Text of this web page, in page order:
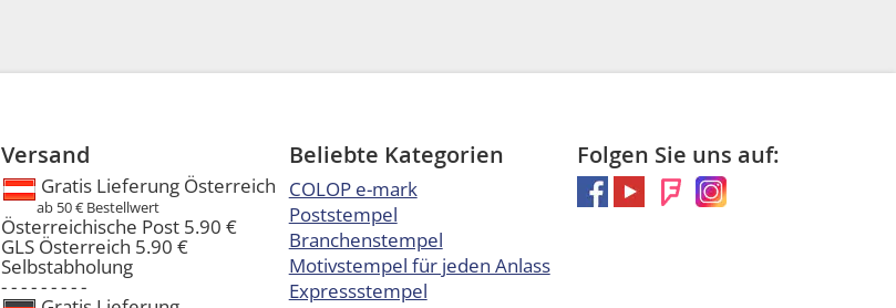
Versand
Gratis Lieferung Österreich
ab 50 € Bestellwert
Österreichische Post 5.90 €
GLS Österreich 5.90 €
Selbstabholung
- - - - - - - - -
Beliebte Kategorien
COLOP e-mark
Poststempel
Branchenstempel
Motivstempel für jeden Anlass
Expressstempel
Folgen Sie uns auf: